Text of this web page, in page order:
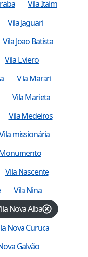
Vila Itaim
Vila Jaguari
Vila Joao Batista
Vila Liviero
Vila Marari
Vila Marieta
Vila Medeiros
Vila missionária
Vila Nascente
Vila Nina
Nova Alba
Nova Curuca
Galvão